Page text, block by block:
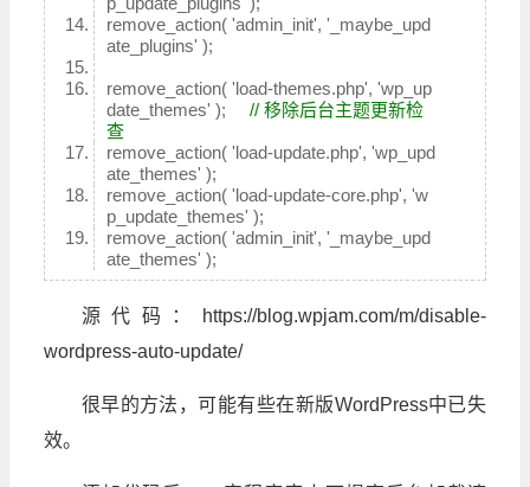
remove_action( 'admin_init', '_maybe_upd
ate_plugins' );
remove_action( 'load-themes.php', 'wp_up
date_themes' ); // 移除后台主题更新检
查
remove_action( 'load-update.php', 'wp_upd
ate_themes' );
remove_action( 'load-update-core.php', 'w
p_update_themes' );
remove_action( 'admin_init', '_maybe_upd
ate_themes' );
源代码：https://blog.wpjam.com/m/disable-
wordpress-auto-update/
很早的方法，可能有些在新版WordPress中已失
效。